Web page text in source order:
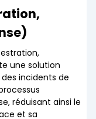
une solution
incidents de
réduisant ainsi le
et sa